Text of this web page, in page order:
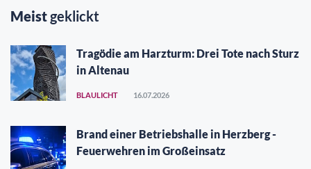
Meistgeklickt
Tragödie am Harzturm: Drei Tote nach Sturz
in Altenau
BLAULICHT 16.07.2026
Brand einer Betriebshalle in Herzberg -
Feuerwehren im Großeinsatz